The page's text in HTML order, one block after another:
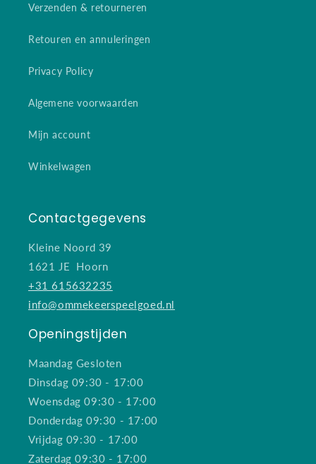
Verzenden & retourneren
Retouren en annuleringen
Privacy Policy
Algemene voorwaarden
Mijn account
Winkelwagen
Contactgegevens
Kleine Noord 39
1621 JE Hoorn
+31 615632235
info@ommekeerspeelgoed.nl
Openingstijden
Maandag Gesloten
Dinsdag 09:30 - 17:00
Woensdag 09:30 - 17:00
Donderdag 09:30 - 17:00
Vrijdag 09:30 - 17:00
Zaterdag 09:30 - 17:00